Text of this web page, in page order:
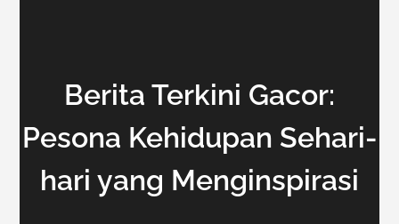
Berita Terkini Gacor:
Pesona Kehidupan Sehari-
hari yang Menginspirasi